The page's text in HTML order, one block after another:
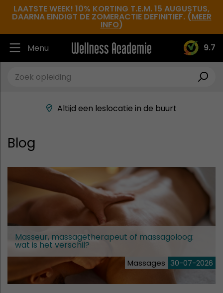
LAATSTE WEEK! 10% KORTING T.E.M. 15 AUGUSTUS,
DAARNA EINDIGT DE ZOMERACTIE DEFINITIEF. (MEER
INFO)
9.7
Menu
Ruim 30.000 tevreden studenten
Beste docenten in de branche
Blog
Masseur, massagetherapeut of massagoloog:
wat is het verschil?
30-07-2026
Massages